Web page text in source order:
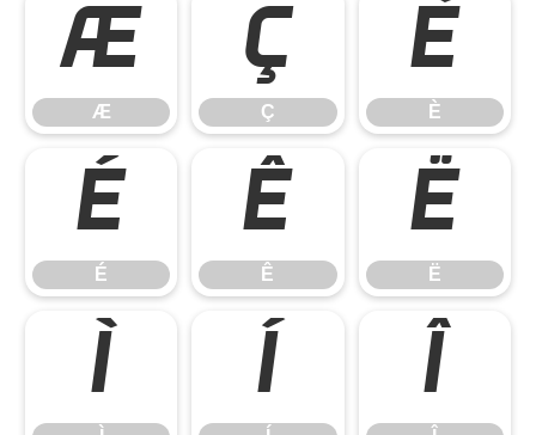
Æ
Æ
Ç
Ç
È
È
É
É
Ê
Ê
Ë
Ë
Ì Í Î